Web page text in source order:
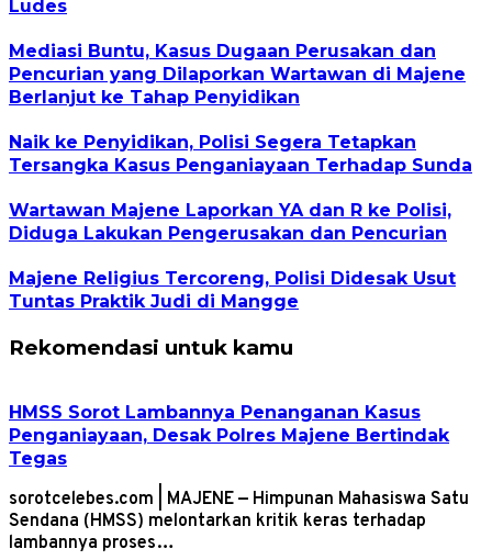
Ludes
Mediasi Buntu, Kasus Dugaan Perusakan dan
Pencurian yang Dilaporkan Wartawan di Majene
Berlanjut ke Tahap Penyidikan
Naik ke Penyidikan, Polisi Segera Tetapkan
Tersangka Kasus Penganiayaan Terhadap Sunda
Wartawan Majene Laporkan YA dan R ke Polisi,
Diduga Lakukan Pengerusakan dan Pencurian
Majene Religius Tercoreng, Polisi Didesak Usut
Tuntas Praktik Judi di Mangge
Rekomendasi untuk kamu
HMSS Sorot Lambannya Penanganan Kasus
Penganiayaan, Desak Polres Majene Bertindak
Tegas
sorotcelebes.com | MAJENE — Himpunan Mahasiswa Satu
Sendana (HMSS) melontarkan kritik keras terhadap
lambannya proses…